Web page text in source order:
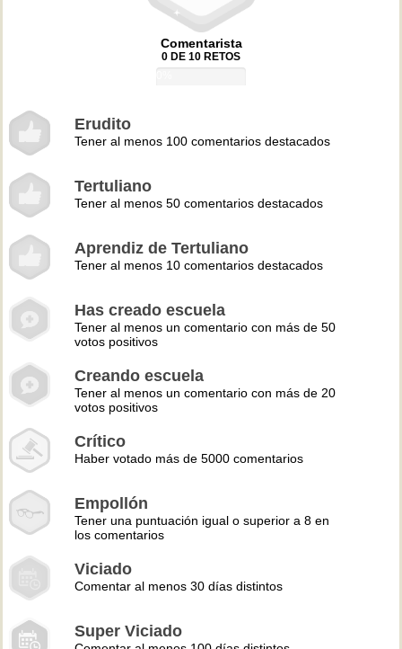
Comentarista
0 DE 10 RETOS
Erudito
Tener al menos 100 comentarios destacados
Tertuliano
Tener al menos 50 comentarios destacados
Aprendiz de Tertuliano
Tener al menos 10 comentarios destacados
Has creado escuela
Tener al menos un comentario con más de 50
votos positivos
Creando escuela
Tener al menos un comentario con más de 20
votos positivos
Crítico
Haber votado más de 5000 comentarios
Empollón
Tener una puntuación igual o superior a 8 en
los comentarios
Viciado
Comentar al menos 30 días distintos
Super Viciado